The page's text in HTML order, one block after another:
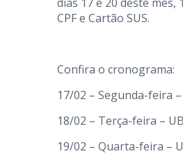
CPF e Cartão SUS.
Confira o cronograma:
17/02 – Segunda-feira
18/02 – Terça-feira –
19/02 – Quarta-feira –